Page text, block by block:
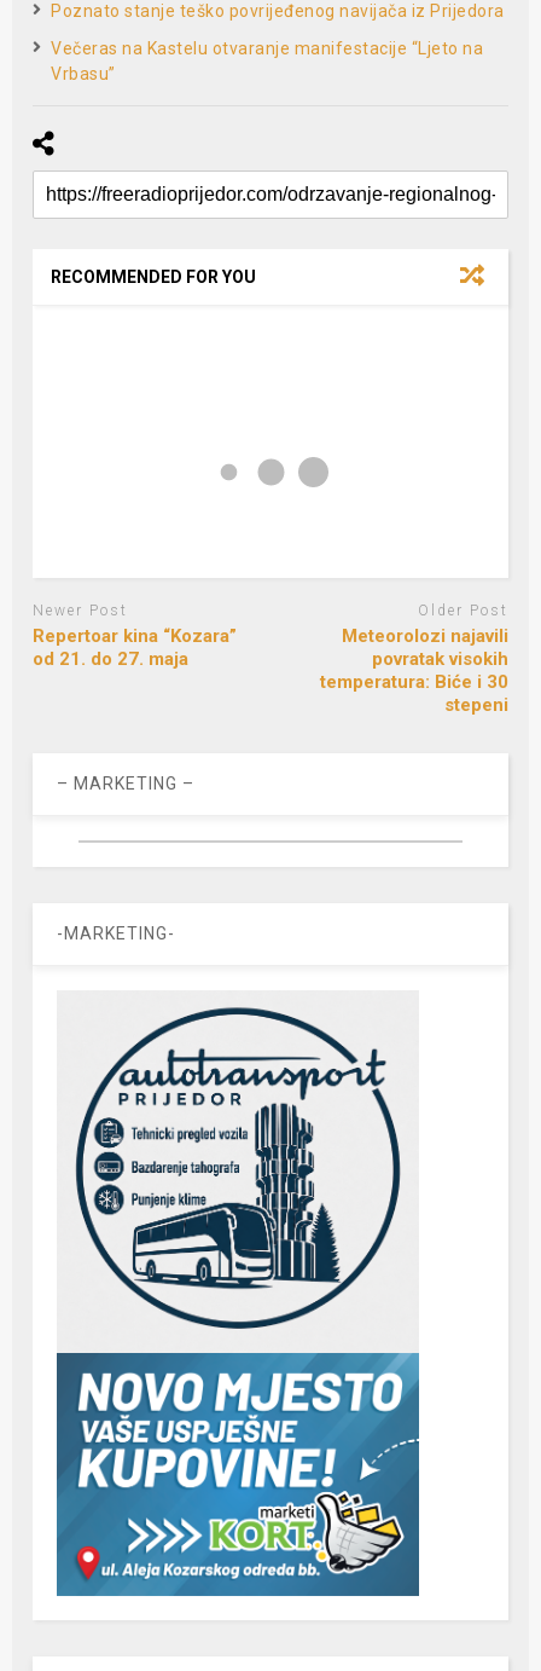
Poznato stanje teško povrijeđenog navijača iz Prijedora
Večeras na Kastelu otvaranje manifestacije “Ljeto na
Vrbasu”
RECOMMENDED FOR YOU
Newer Post
Repertoar kina “Kozara”
od 21. do 27. maja
Older Post
Meteorolozi najavili
povratak visokih
temperatura: Biće i 30
stepeni
– MARKETING –
-MARKETING-